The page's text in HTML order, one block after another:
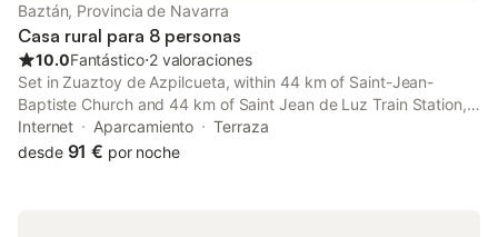
Baztán, Provincia de Navarra
Casa rural para 8 personas
10.0Fantástico⋅2 valoraciones
Set in Zuaztoy de Azpilcueta, within 44 km of Saint-Jean-
Baptiste Church and 44 km of Saint Jean de Luz Train Station,
Apaiolarre offers accommodation with a garden as well as free
private parking for guests who drive.
Internet Aparcamiento
Terraza
desde 91 € por noche